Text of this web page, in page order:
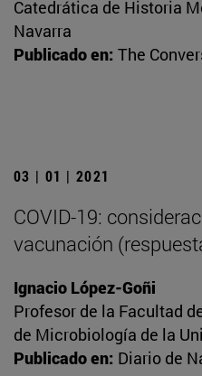
Catedrática de Historia
Navarra
Publicado en: The
03 | 01 | 2021
COVID-19:
vacunación
Ignacio López-Goñi
Profesor de la Facultad
de Microbiología de la
Publicado en: Diario de